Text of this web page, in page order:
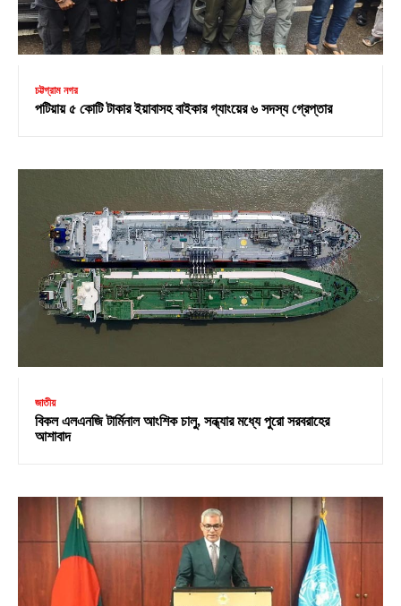
চট্টগ্রাম নগর
পটিয়ায় ৫ কোটি টাকার ইয়াবাসহ বাইকার গ্যাংয়ের ৬ সদস্য গ্রেপ্তার
জাতীয়
বিকল এলএনজি টার্মিনাল আংশিক চালু, সন্ধ্যার মধ্যে পুরো সরবরাহের
আশাবাদ